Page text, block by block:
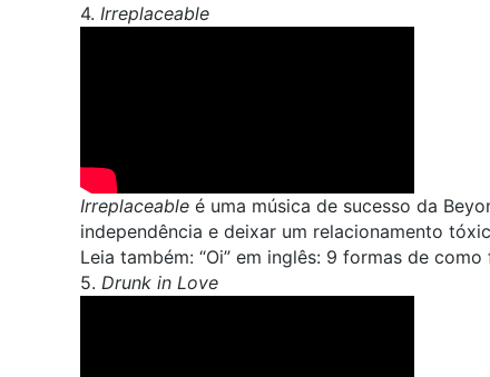
4. Irreplaceable
Irreplaceable é uma música de sucesso da
independência e deixar um relacionamento
Leia também: “Oi” em inglês: 9 formas de como
5. Drunk in Love